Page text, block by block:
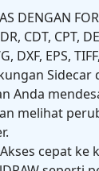
DENGAN
CDT, CPT,
DXF, EPS,
Sidecar
Anda
melihat
cepat